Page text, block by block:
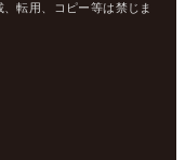
転用、コピー等は禁じま